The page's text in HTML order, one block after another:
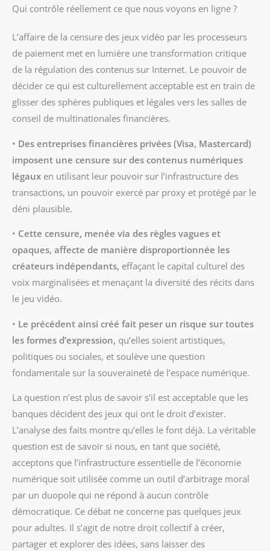
Qui contrôle réellement ce que nous voyons en ligne ?
L’affaire de la censure des jeux vidéo par les processeurs
de paiement met en lumière une transformation critique
de la régulation des contenus sur Internet. Le pouvoir de
décider ce qui est culturellement acceptable est en train de
glisser des sphères publiques et légales vers les salles de
conseil de multinationales financières.
• Des entreprises financières privées (Visa, Mastercard)
imposent une censure sur des contenus numériques
légaux en utilisant leur pouvoir sur l’infrastructure des
transactions, un pouvoir exercé par proxy et protégé par le
déni plausible.
• Cette censure, menée via des règles vagues et
opaques, affecte de manière disproportionnée les
créateurs indépendants, effaçant le capital culturel des
voix marginalisées et menaçant la diversité des récits dans
le jeu vidéo.
• Le précédent ainsi créé fait peser un risque sur toutes
les formes d’expression, qu’elles soient artistiques,
politiques ou sociales, et soulève une question
fondamentale sur la souveraineté de l’espace numérique.
La question n’est plus de savoir s’il est acceptable que les
banques décident des jeux qui ont le droit d’exister.
L’analyse des faits montre qu’elles le font déjà. La véritable
question est de savoir si nous, en tant que société,
acceptons que l’infrastructure essentielle de l’économie
numérique soit utilisée comme un outil d’arbitrage moral
par un duopole qui ne répond à aucun contrôle
démocratique. Ce débat ne concerne pas quelques jeux
pour adultes. Il s’agit de notre droit collectif à créer,
partager et explorer des idées, sans laisser des